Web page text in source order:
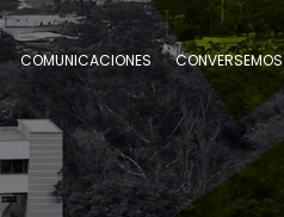
COMUNICACIONES CONVERSEMOS